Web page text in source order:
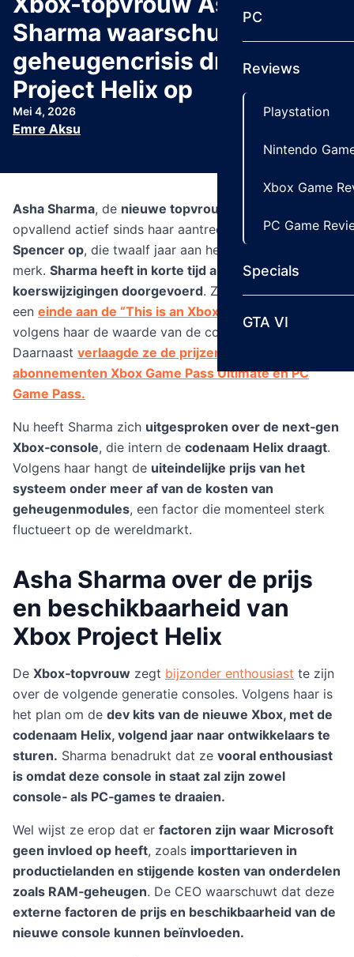
PC
Reviews
Playstation
Nintendo
Xbox Game
PC Game
Specials
GTA VI
Sharma waarschuwt:
geheugencrisis drijft prijs
Project Helix op
Mei 4, 2026
Emre Aksu
Asha Sharma, de nieuwe topvrouw van Xbox
opvallend actief sinds haar aantreden. Ze volgde Phil
Spencer op, die twaalf jaar aan het roer stond van het
merk. Sharma heeft in korte tijd al grote
koerswijzigingen doorgevoerd. Zo maakte Sharma
een einde aan de “This is an Xbox”-campagne
volgens haar de waarde van de console ondermijnde.
Daarnaast verlaagde ze de prijzen van de
abonnementen Xbox Game Pass Ultimate en PC
Game Pass.
Nu heeft Sharma zich uitgesproken over de next‑gen
Xbox‑console, die intern de codenaam Helix draagt.
Volgens haar hangt de uiteindelijke prijs van het
systeem onder meer af van de kosten van
geheugenmodules, een factor die momenteel sterk
fluctueert op de wereldmarkt.
Asha Sharma over de prijs
en beschikbaarheid van
Xbox Project Helix
De Xbox‑topvrouw zegt bijzonder enthousiast te zijn
over de volgende generatie consoles. Volgens haar is
het plan om de dev kits van de nieuwe Xbox, met de
codenaam Helix, volgend jaar naar ontwikkelaars te
sturen. Sharma benadrukt dat ze vooral enthousiast
is omdat deze console in staat zal zijn zowel
console‑ als PC‑games te draaien.
Wel wijst ze erop dat er factoren zijn waar Microsoft
geen invloed op heeft, zoals importtarieven in
productielanden en stijgende kosten van onderdelen
zoals RAM‑geheugen. De CEO waarschuwt dat deze
externe factoren de prijs en beschikbaarheid van de
nieuwe console kunnen beïnvloeden.